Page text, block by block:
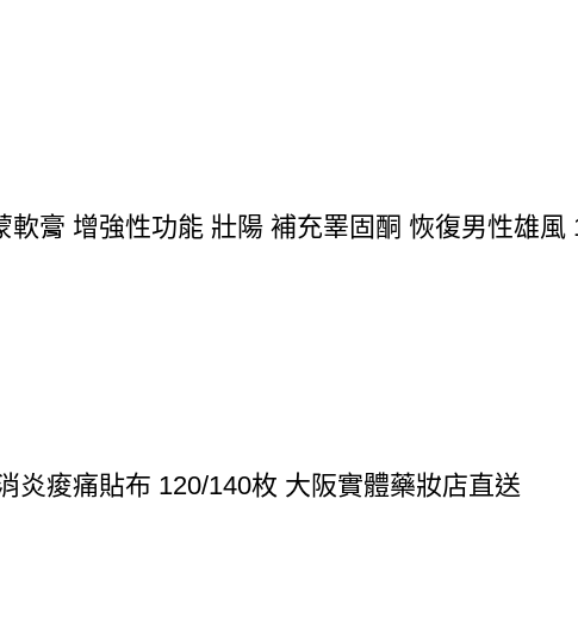
軟膏 增強性功能 壯陽 補充睪固酮 恢復男性雄
炎痠痛貼布 120/140枚 大阪實體藥妝店直送